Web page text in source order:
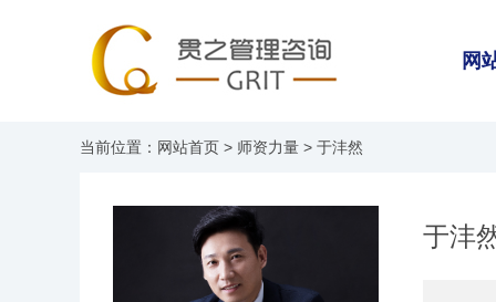
网
当前位置： 网站首页 > 师资力量 > 于沣然
于沣